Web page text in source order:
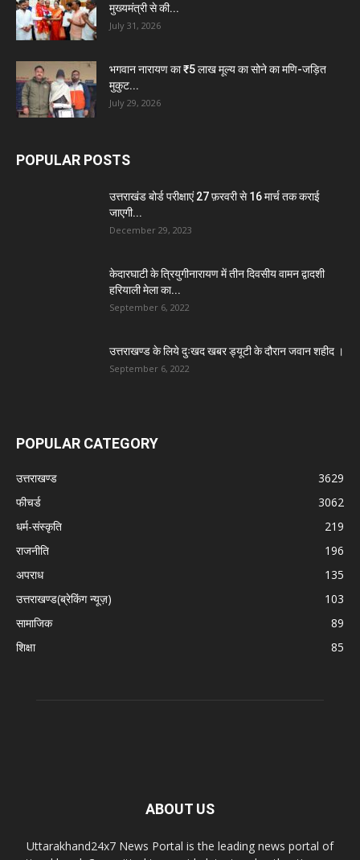
मुख्यमंत्री से की...
July 31, 2026
भगवान नारायण का ₹5 लाख मूल्य का सोने का मणि-जड़ित
मुकुट...
July 29, 2026
POPULAR POSTS
उत्तराखंड बोर्ड परीक्षाएं 27 फ़रवरी से 16 मार्च तक कराई
जाएगी...
December 29, 2023
केदारघाटी के त्रियुगीनारायण में तीन दिवसीय वामन द्वादशी
हरियाली मेला का...
September 6, 2022
उत्तराखण्ड के लिये दुःखद खबर ड्यूटी के दौरान जवान शहीद ।
September 6, 2022
POPULAR CATEGORY
उत्तराखण्ड
3629
फीचर्ड
3062
धर्म-संस्कृति
219
राजनीति
196
अपराध
135
उत्तराखण्ड(ब्रेकिंग न्यूज़)
103
सामाजिक
89
शिक्षा
85
ABOUT US
Uttarakhand24x7 News Portal is the leading news portal of